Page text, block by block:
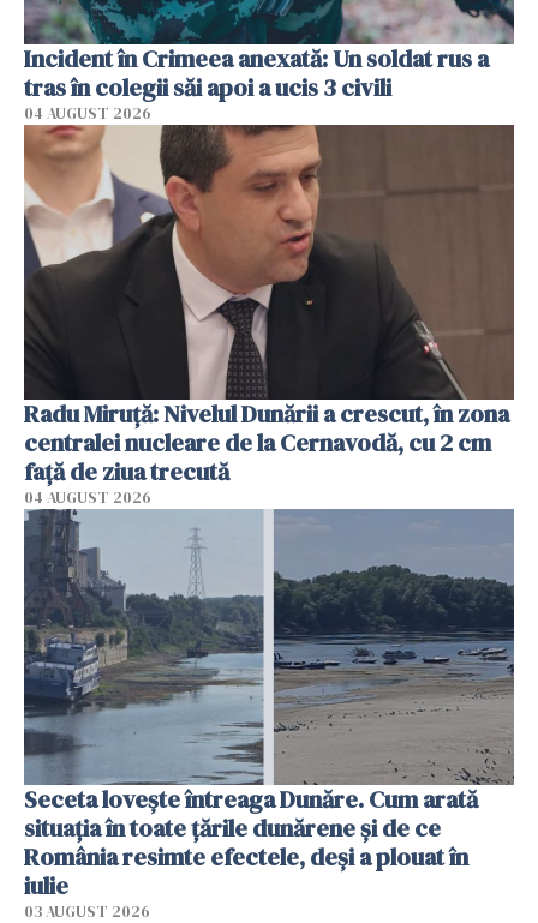
Incident în Crimeea anexată: Un soldat rus a
tras în colegii săi apoi a ucis 3 civili
04 AUGUST 2026
Radu Miruţă: Nivelul Dunării a crescut, în zona
centralei nucleare de la Cernavodă, cu 2 cm
faţă de ziua trecută
04 AUGUST 2026
Seceta lovește întreaga Dunăre. Cum arată
situația în toate țările dunărene și de ce
România resimte efectele, deși a plouat în
iulie
03 AUGUST 2026